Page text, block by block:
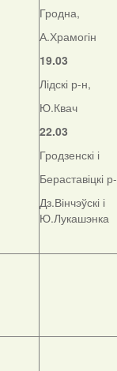
Гродна,
А.Храмогін
19.03
Лідскі р-н,
Ю.Квач
22.03
Гродзенскі і
Бераставіцкі
Дз.Вінчэўскі і
Ю.Лукашэнка